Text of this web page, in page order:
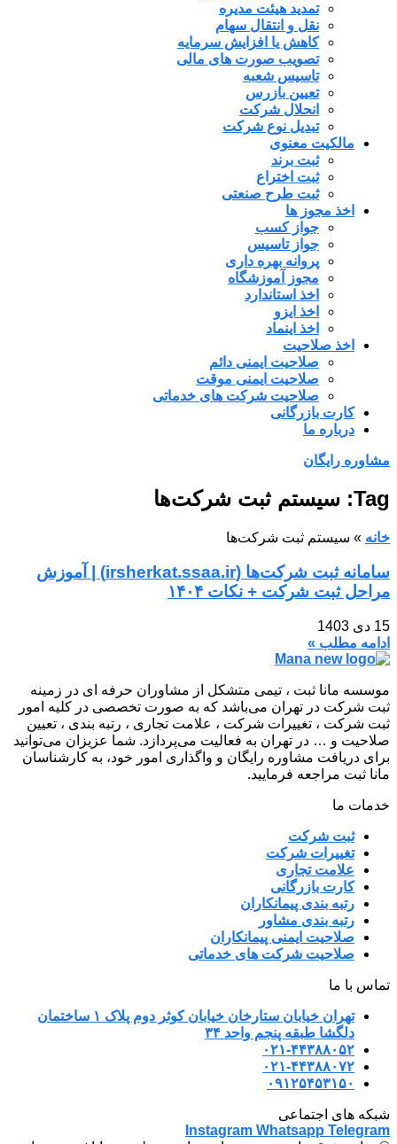
تمدید هیئت مدیره
نقل و انتقال سهام
کاهش یا افزایش سرمایه
تصویب صورت های مالی
تاسیس شعبه
تعیین بازرس
انحلال شرکت
تبدیل نوع شرکت
مالکیت معنوی
ثبت برند
ثبت اختراع
ثبت طرح صنعتی
اخذ مجوز ها
جواز کسب
جواز تاسیس
پروانه بهره داری
مجوز آموزشگاه
اخذ استاندارد
اخذ ایزو
اخذ اینماد
اخذ صلاحیت
صلاحیت ایمنی دائم
صلاحیت ایمنی موقت
صلاحیت شرکت های خدماتی
کارت بازرگانی
درباره ما
مشاوره رایگان
Tag: سیستم ثبت شرکت‌ها
خانه » سیستم ثبت شرکت‌ها
سامانه ثبت شرکت‌ها (irsherkat.ssaa.ir) | آموزش
مراحل ثبت شرکت + نکات ۱۴۰۴
15 دی 1403
ادامه مطلب »
موسسه مانا ثبت ، تیمی متشکل از مشاوران حرفه ای در زمینه
ثبت شرکت در تهران می‌باشد که به صورت تخصصی در کلیه امور
ثبت شرکت ، تغییرات شرکت ، علامت تجاری ، رتبه بندی ، تعیین
صلاحیت و … در تهران به فعالیت می‌پردازد. شما عزیزان می‌توانید
برای دریافت مشاوره رایگان و واگذاری امور خود، به کارشناسان
مانا ثبت مراجعه فرمایید.
خدمات ما
ثبت شرکت
تغییرات شرکت
علامت تجاری
کارت بازرگانی
رتبه بندی پیمانکاران
رتبه بندی مشاور
صلاحیت ایمنی پیمانکاران
صلاحیت شرکت های خدماتی
تماس با ما
تهران خیابان ستارخان خیابان کوثر دوم پلاک ۱ ساختمان
دلگشا طبقه پنجم واحد ۳۴
۰۲۱-۴۴۳۸۸۰۵۲
۰۲۱-۴۴۳۸۸۰۷۲
۰۹۱۲۵۴۵۳۱۵۰
شبکه های اجتماعی
Instagram Whatsapp Telegram